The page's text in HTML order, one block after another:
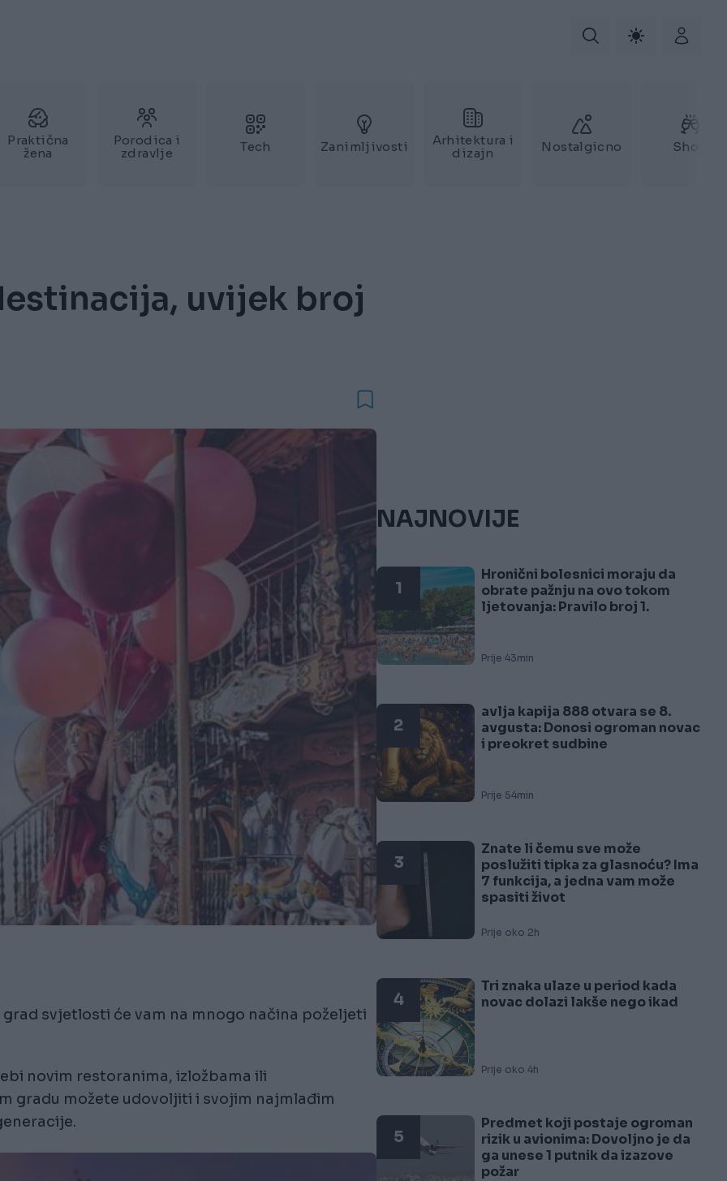
Praktična
žena
Porodica i
zdravlje
Tech Zanimljivosti
Arhitektura i
dizajn
Nostalgicno Show
uvijek broj
svjetlosti će vam na mnogo načina poželjeti
novim restoranima, izložbama ili
gradu možete udovoljiti i svojim najmlađim
NAJNOVIJE
1
Hronični bolesnici moraju da
obrate pažnju na ovo tokom
ljetovanja: Pravilo broj 1.
Prije 43min
2
avlja kapija 888 otvara se 8.
avgusta: Donosi ogroman novac
i preokret sudbine
Prije 54min
3
Znate li čemu sve može
poslužiti tipka za glasnoću? Ima
7 funkcija, a jedna vam može
spasiti život
Prije oko 2h
4
Tri znaka ulaze u period kada
novac dolazi lakše nego ikad
Prije oko 4h
5
Predmet koji postaje ogroman
rizik u avionima: Dovoljno je da
ga unese 1 putnik da izazove
požar